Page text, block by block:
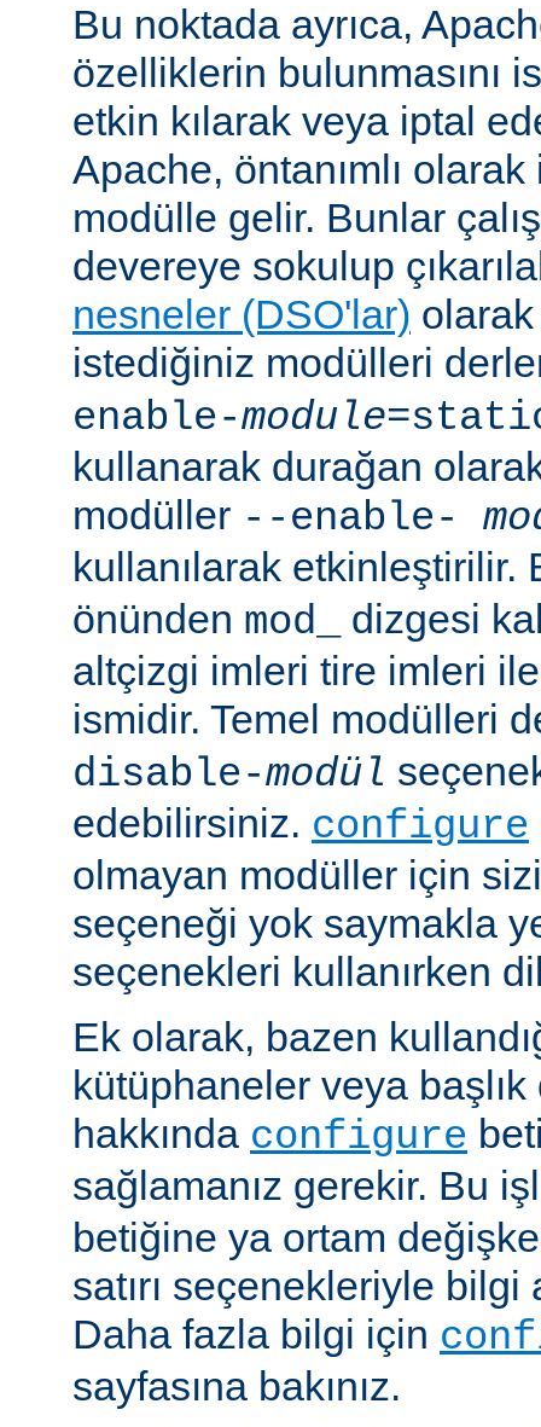
Bu noktada ayrıca,
özelliklerin bulunmasını
etkin kılarak veya iptal
Apache, öntanımlı
modülle gelir. Bunlar
devereye sokulup
nesneler (DSO'lar) olarak
istediğiniz modülleri
enable-module
kullanarak durağan
modüller --enable-
kullanılarak
önünden mod_
dizgesi
altçizgi imleri tire imleri
ismidir. Temel modülleri
disable-modül
edebilirsiniz. configure
olmayan modüller için
seçeneği yok saymakla
seçenekleri kullanırken
Ek olarak, bazen
kütüphaneler veya başlık
hakkında configure
sağlamanız gerekir. Bu
betiğine ya ortam
satırı seçenekleriyle bilgi
Daha fazla bilgi için
sayfasına bakınız.